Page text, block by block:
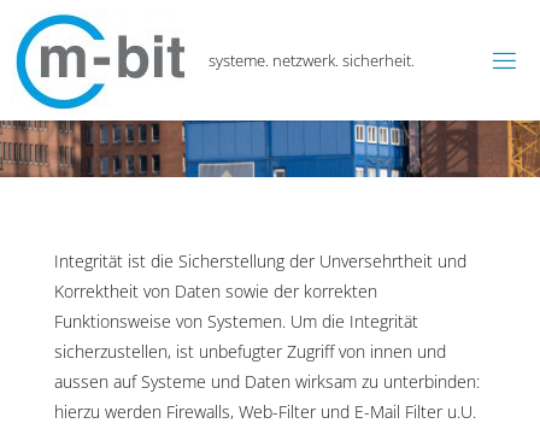
systeme. netzwerk. sicherheit.
Integrität ist die Sicherstellung der Unversehrtheit und
Korrektheit von Daten sowie der korrekten
Funktionsweise von Systemen. Um die Integrität
sicherzustellen, ist unbefugter Zugriff von innen und
aussen auf Systeme und Daten wirksam zu unterbinden:
hierzu werden Firewalls, Web-Filter und E-Mail Filter u.U.